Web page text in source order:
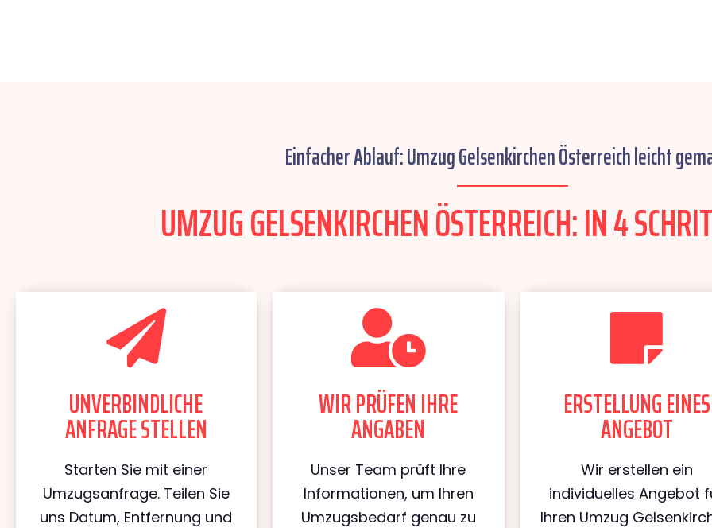
Einfacher Ablauf: Umzug Gelsenkirchen Österreich leicht
UMZUG GELSENKIRCHEN ÖSTERREICH: IN 4
UNVERBINDLICHE
ANFRAGE STELLEN
Starten Sie mit einer
Umzugsanfrage. Teilen Sie
uns Datum, Entfernung und
WIR PRÜFEN IHRE
ANGABEN
Unser Team prüft Ihre
Informationen, um Ihren
Umzugsbedarf genau zu
ERSTELLUNG EINES
ANGEBOT
Wir erstellen ein
individuelles Angebot
Ihren Umzug